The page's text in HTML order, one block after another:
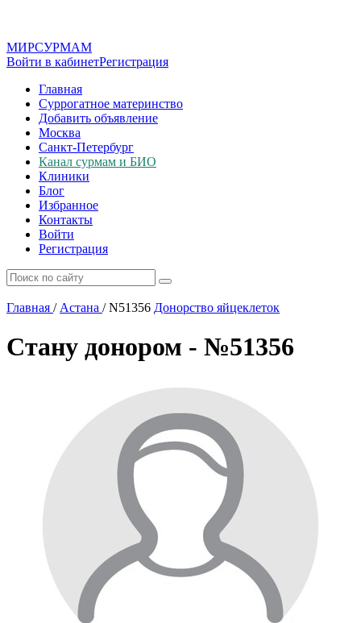
МИРСУРМАМ
Войти в кабинетРегистрация
Главная
Суррогатное материнство
Добавить объявление
Москва
Санкт-Петербург
Канал сурмам и БИО
Клиники
Блог
Избранное
Контакты
Войти
Регистрация
Главная / Астана /N51356 Донорство яйцеклеток
Стану донором - №51356